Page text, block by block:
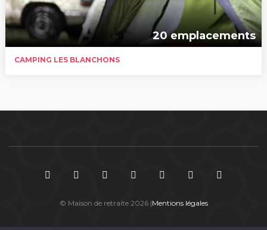
20 emplacements
CAMPING LES BLANCHONS
© Maison de retraite 2026 |Mentions légales